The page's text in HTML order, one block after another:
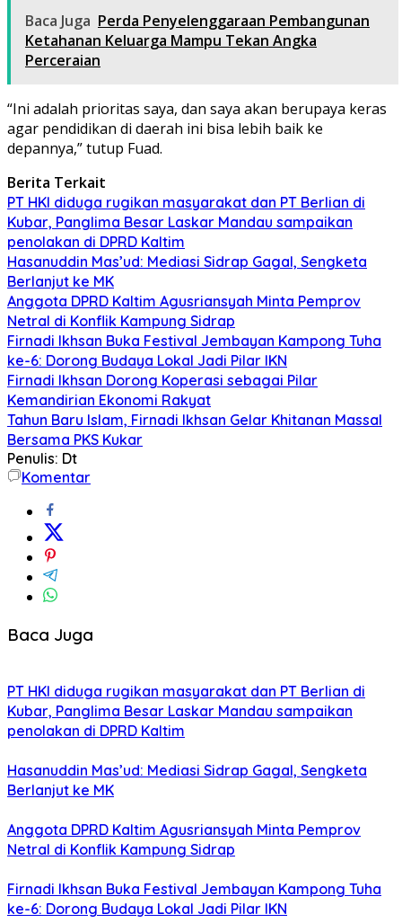
Baca Juga Perda Penyelenggaraan Pembangunan
Ketahanan Keluarga Mampu Tekan Angka
Perceraian
“Ini adalah prioritas saya, dan saya akan berupaya keras
agar pendidikan di daerah ini bisa lebih baik ke
depannya,” tutup Fuad.
Berita Terkait
PT HKI diduga rugikan masyarakat dan PT Berlian di
Kubar, Panglima Besar Laskar Mandau sampaikan
penolakan di DPRD Kaltim
Hasanuddin Mas’ud: Mediasi Sidrap Gagal, Sengketa
Berlanjut ke MK
Anggota DPRD Kaltim Agusriansyah Minta Pemprov
Netral di Konflik Kampung Sidrap
Firnadi Ikhsan Buka Festival Jembayan Kampong Tuha
ke-6: Dorong Budaya Lokal Jadi Pilar IKN
Firnadi Ikhsan Dorong Koperasi sebagai Pilar
Kemandirian Ekonomi Rakyat
Tahun Baru Islam, Firnadi Ikhsan Gelar Khitanan Massal
Bersama PKS Kukar
Penulis: Dt
Komentar
Baca Juga
PT HKI diduga rugikan masyarakat dan PT Berlian di
Kubar, Panglima Besar Laskar Mandau sampaikan
penolakan di DPRD Kaltim
Hasanuddin Mas’ud: Mediasi Sidrap Gagal, Sengketa
Berlanjut ke MK
Anggota DPRD Kaltim Agusriansyah Minta Pemprov
Netral di Konflik Kampung Sidrap
Firnadi Ikhsan Buka Festival Jembayan Kampong Tuha
ke-6: Dorong Budaya Lokal Jadi Pilar IKN